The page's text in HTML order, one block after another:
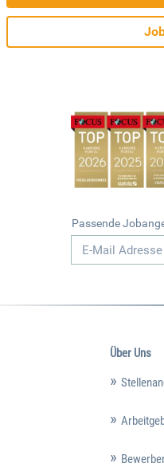
Passende
Über Uns